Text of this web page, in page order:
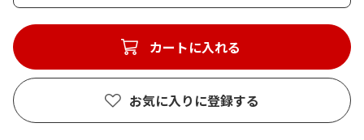
カートに入れる
お気に入りに登録する